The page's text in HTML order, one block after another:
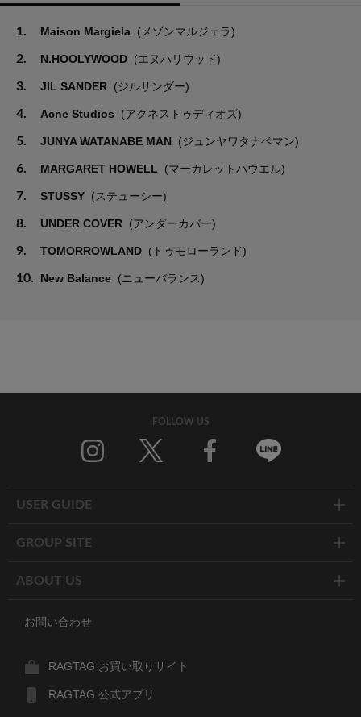
1. Maison Margiela (メゾンマルジェラ)
2. N.HOOLYWOOD (エヌハリウッド)
3. JIL SANDER (ジルサンダー)
4. Acne Studios (アクネストゥディオズ)
5. JUNYA WATANABE MAN (ジュンヤワタナベマン)
6. MARGARET HOWELL (マーガレットハウエル)
7. STUSSY (ステューシー)
8. UNDER COVER (アンダーカバー)
9. TOMORROWLAND (トゥモローランド)
10. New Balance (ニューバランス)
FOLLOW US
USER GUIDE
GROUP SITE
ABOUT US
お問い合わせ
RAGTAG お買い取りサイト
RAGTAG 公式アプリ